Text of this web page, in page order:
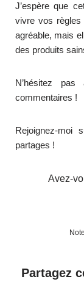
J’espère que
vivre vos règles
agréable, mais
des produits
N’hésitez
commentaires !
Rejoignez-moi
partages !
Avez-
Partagez